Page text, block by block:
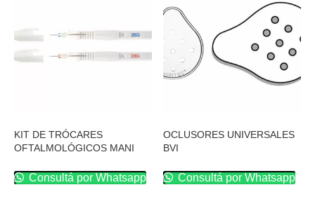
KIT DE TRÓCARES
OFTALMOLÓGICOS MANI
Consultá por Whatsapp
OCLUSORES UNIVERSALES
BVI
Consultá por Whatsapp